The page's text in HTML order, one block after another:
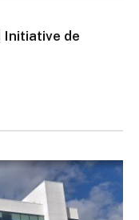
Initiative de